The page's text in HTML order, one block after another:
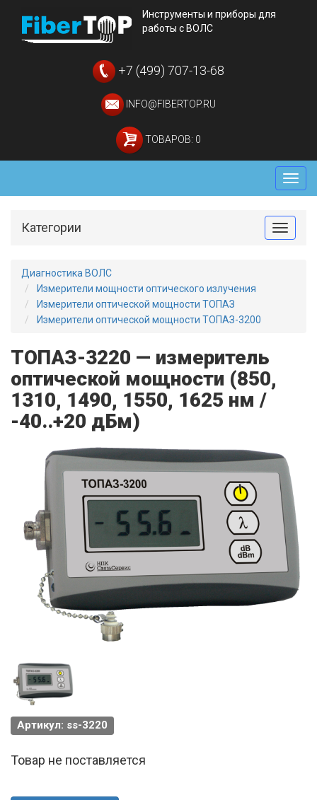
Инструменты и приборы для
работы с ВОЛС
+7 (499) 707-13-68
INFO@FIBERTOP.RU
ТОВАРОВ: 0
Меню
Toggle
Категории
Диагностика ВОЛС
Измерители мощности оптического излучения
Измерители оптической мощности ТОПАЗ
Измерители оптической мощности ТОПАЗ-3200
ТОПАЗ-3220 — измеритель
оптической мощности (850,
1310, 1490, 1550, 1625 нм /
-40..+20 дБм)
Артикул: ss-3220
Товар не поставляется